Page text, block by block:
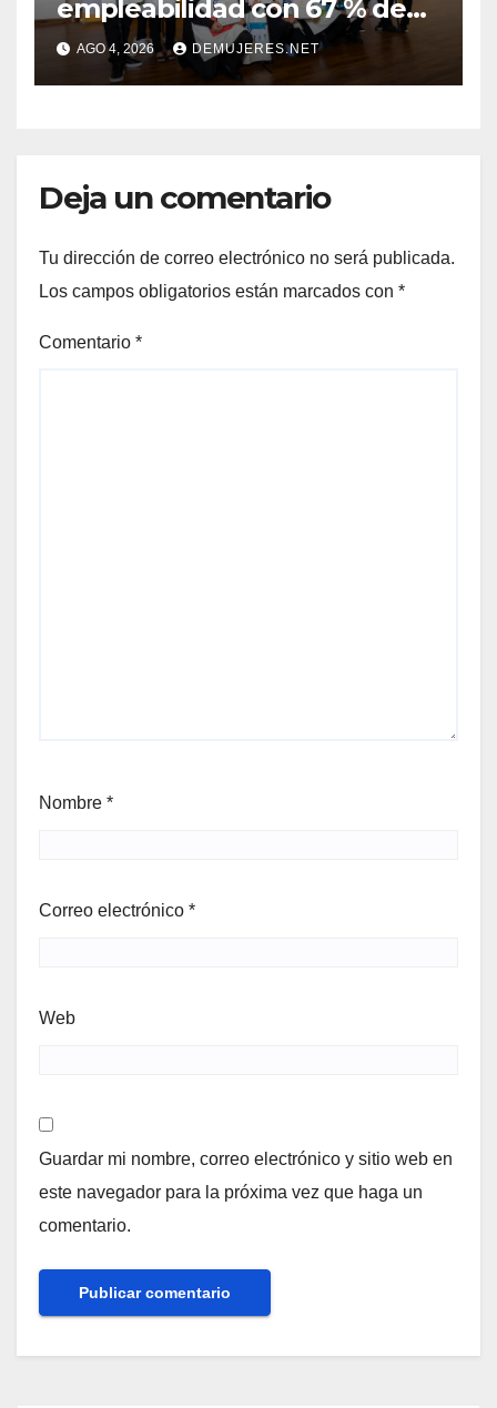
empleabilidad con 67 % de
inserción laboral y mantiene
abierta su convocatoria
AGO 4, 2026 DEMUJERES.NET
Deja un comentario
Tu dirección de correo electrónico no será publicada.
Los campos obligatorios están marcados con *
Comentario *
Nombre *
Correo electrónico *
Web
Guardar mi nombre, correo electrónico y sitio web en
este navegador para la próxima vez que haga un
comentario.